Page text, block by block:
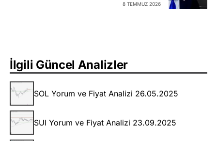
8 TEMMUZ 2026
İlgili Güncel Analizler
SOL Yorum ve Fiyat Analizi 26.05.2025
SUI Yorum ve Fiyat Analizi 23.09.2025